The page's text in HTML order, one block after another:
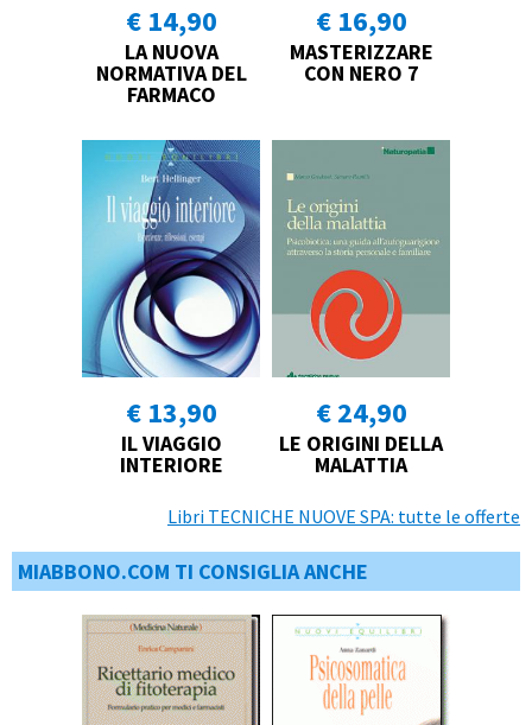
€ 14,90
LA NUOVA
NORMATIVA DEL
FARMACO
€ 16,90
MASTERIZZARE
CON NERO 7
€ 13,90
IL VIAGGIO
INTERIORE
€ 24,90
LE ORIGINI DELLA
MALATTIA
Libri TECNICHE NUOVE SPA: tutte le offerte
MIABBONO.COM TI CONSIGLIA ANCHE